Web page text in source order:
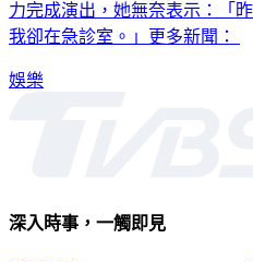
力完成演出，她無奈表示：「
我卻在急診室。」更多新聞：
娛樂
深入時事，一觸即見